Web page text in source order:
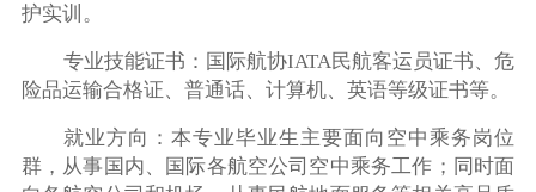
护实训。
专业技能证书：国际航协IATA民航客运员证书、危
险品运输合格证、普通话、计算机、英语等级证书等。
就业方向：本专业毕业生主要面向空中乘务岗位
群，从事国内、国际各航空公司空中乘务工作；同时面